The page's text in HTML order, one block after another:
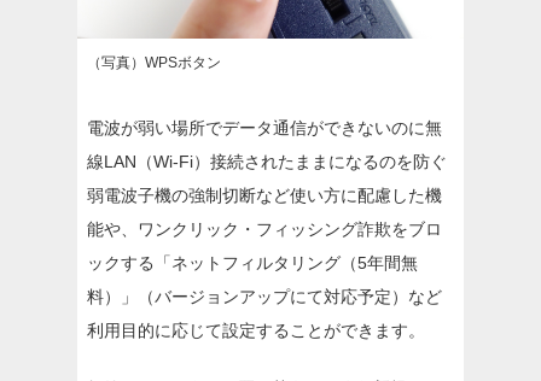
（写真）WPSボタン
電波が弱い場所でデータ通信ができないのに無
線LAN（Wi-Fi）接続されたままになるのを防ぐ
弱電波子機の強制切断など使い方に配慮した機
能や、ワンクリック・フィッシング詐欺をブロ
ックする「ネットフィルタリング（5年間無
料）」（バージョンアップにて対応予定）など
利用目的に応じて設定することができます。